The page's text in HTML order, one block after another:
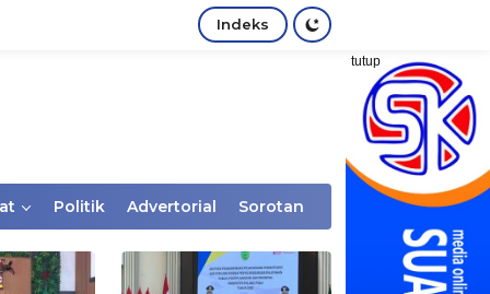
Indeks
tutup
Politik Advertorial Sorotan